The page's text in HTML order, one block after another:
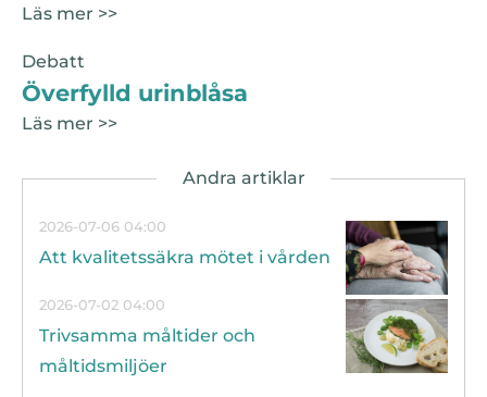
Läs mer >>
Debatt
Överfylld urinblåsa
Läs mer >>
2026-07-06 04:00
Att kvalitetssäkra mötet i vården
2026-07-02 04:00
Trivsamma måltider och
måltidsmiljöer